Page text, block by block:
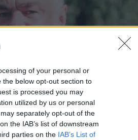
of your personal or
below opt-out section to
is processed you may
utilized by us or personal
separately opt-out of the
the IAB’s list of downstream
parties on the IAB’s List of